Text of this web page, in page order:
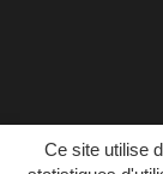
Ce site utilise